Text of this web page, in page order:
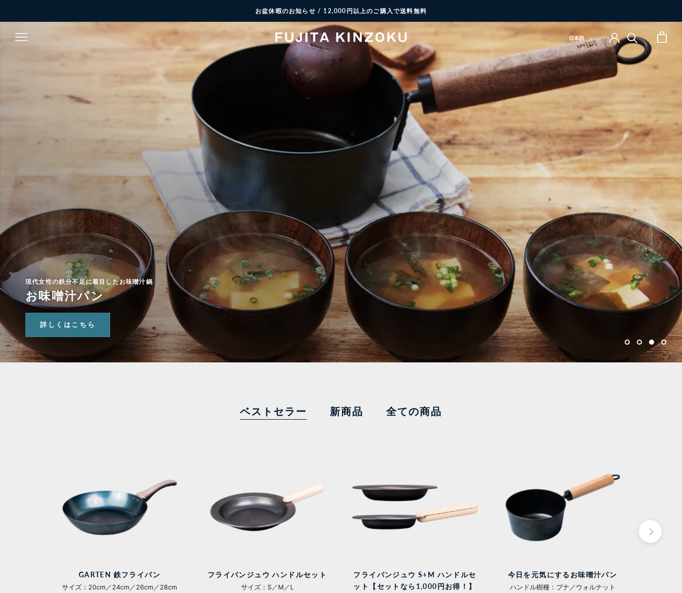
お盆休暇のお知らせ / 12,000円以上のご購入で送料無料
言
語
日本語
ベストセラー 新商品 全ての商品
GARTEN 鉄フライパン
サイズ：20cm／24cm／26cm／28cm
フライパンジュウ ハンドルセット
サイズ：S／M／L
フライパンジュウ S+M ハンドルセ
ット【セットなら1,000円お得！】
今日を元気にするお味噌汁パン
ハンドル樹種：ブナ／ウォルナット